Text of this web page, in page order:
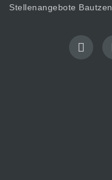
Stellenangebote